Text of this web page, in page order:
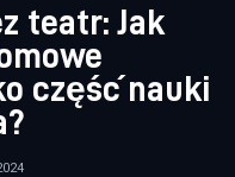
teatr: Jak
część nauki